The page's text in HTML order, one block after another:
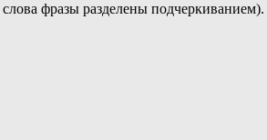
фразы разделены подчеркиванием).